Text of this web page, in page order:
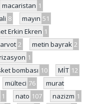
macaristan 1
8 mayın 51
Erkin Ekren 1
2 metin bayrak 2
1
bombası 10 MİT 12
mülteci 76
murat
1 nato 107 nazizm 1